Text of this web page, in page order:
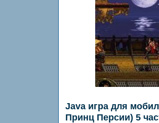
Java игра для
Принц Персии) 5